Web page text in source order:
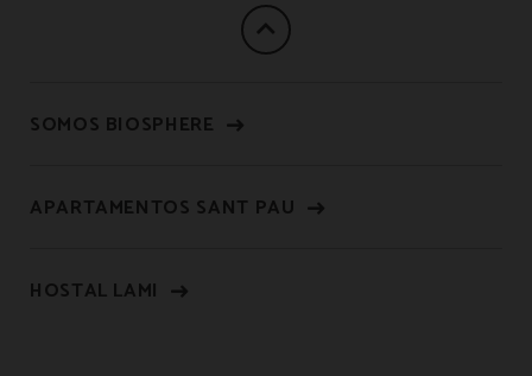
SOMOS BIOSPHERE
APARTAMENTOS SANT PAU
HOSTAL LAMI